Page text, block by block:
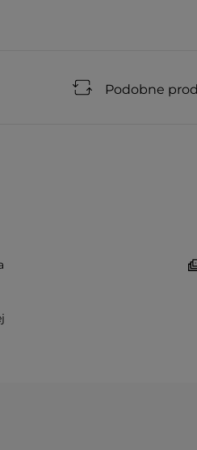
Podobne